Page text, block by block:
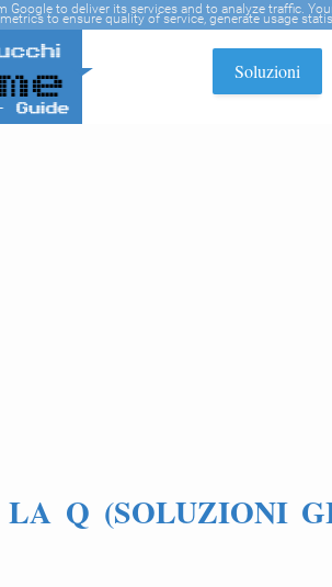
Soluzioni
Q (SOLUZIONI
Google to deliver its services and to analyze traffic.
to ensure quality of service, generate usage